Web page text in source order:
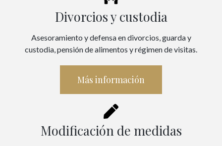
Divorcios y custodia
Asesoramiento y defensa en divorcios, guarda y
custodia, pensión de alimentos y régimen de visitas.
Más información
Modificación de medidas